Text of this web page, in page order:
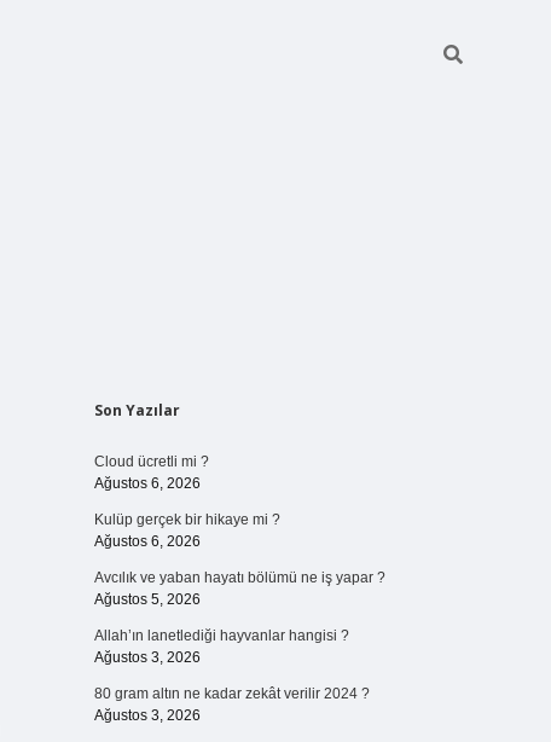
Sidebar
Son Yazılar
Cloud ücretli mi ?
Ağustos 6, 2026
Kulüp gerçek bir hikaye mi ?
Ağustos 6, 2026
Avcılık ve yaban hayatı bölümü ne iş yapar ?
Ağustos 5, 2026
Allah’ın lanetlediği hayvanlar hangisi ?
Ağustos 3, 2026
80 gram altın ne kadar zekât verilir 2024 ?
Ağustos 3, 2026